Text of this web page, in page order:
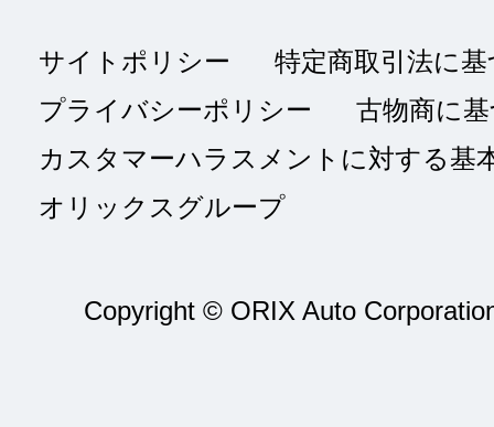
サイトポリシー
特定商取引法に
プライバシーポリシー
古物商に
カスタマーハラスメントに対する基
オリックスグループ
Copyright © ORIX Auto